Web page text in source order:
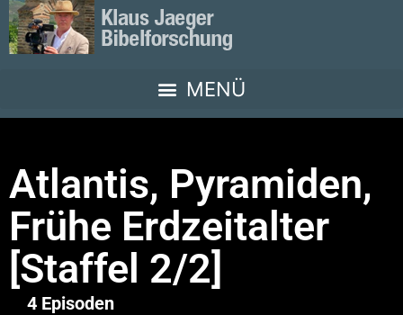
Atlantis, Pyramiden,
Frühe Erdzeitalter
[Staffel 2/2]
4 Episoden